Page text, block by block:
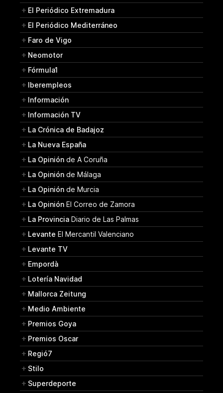
El Periódico Extremadura
El Periódico Mediterráneo
Faro de Vigo
Neomotor
Fórmula1
Iberempleos
Información
Información TV
La Crónica de Badajoz
La Nueva España
La Opinión de A Coruña
La Opinión de Málaga
La Opinión de Murcia
La Opinión El Correo de Zamora
La Provincia Diario de Las Palmas
Levante El Mercantil Valenciano
Levante TV
Empordà
Lotería Navidad
Mallorca Zeitung
Medio Ambiente
Premios Goya
Premios Oscar
Regió7
Stilo
Superdeporte